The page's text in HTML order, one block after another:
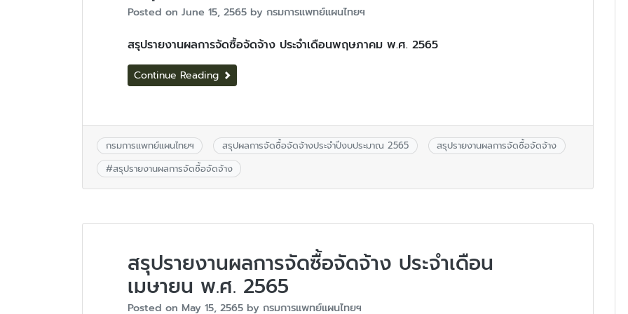
Posted on June 15, 2565 by กรมการแพทย์แผนไทยฯ
สรุปรายงานผลการจัดซื้อจัดจ้าง ประจำเดือนพฤษภาคม พ.ศ. 2565
Continue Reading
กรมการแพทย์แผนไทยฯ สรุปผลการจัดซื้อจัดจ้างประจำปีงบประมาณ 2565
สรุปรายงานผลการจัดซื้อจัดจ้าง
#สรุปรายงานผลการจัดซื้อจัดจ้าง
สรุปรายงานผลการจัดซื้อจัดจ้าง ประจำเดือน
เมษายน พ.ศ. 2565
Posted on May 15, 2565 by กรมการแพทย์แผนไทยฯ